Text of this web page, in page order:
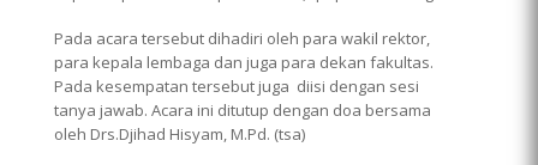
Pada acara tersebut dihadiri oleh para wakil rektor,
para kepala lembaga dan juga para dekan fakultas.
Pada kesempatan tersebut juga diisi dengan sesi
tanya jawab. Acara ini ditutup dengan doa bersama
oleh Drs.Djihad Hisyam, M.Pd. (tsa)